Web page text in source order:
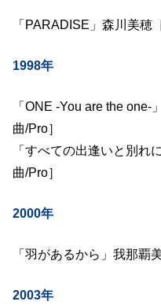
「PARADISE」森川美穂
1998年
「ONE -You are the
曲/Pro］
「すべての出逢いと別
曲/Pro］
2000年
「羽があるから」我那覇
2003年